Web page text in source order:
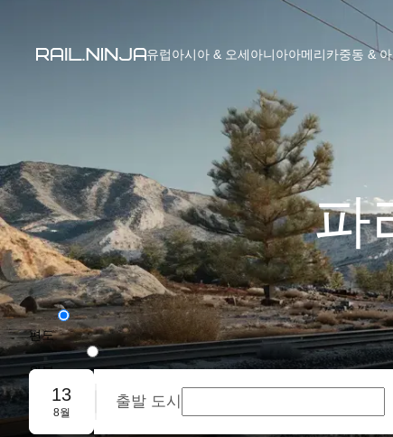
유럽아시아 & 오세아니아아메리카중동 &
파
편도
왕복
단체 예약
13
8월
출발 도시